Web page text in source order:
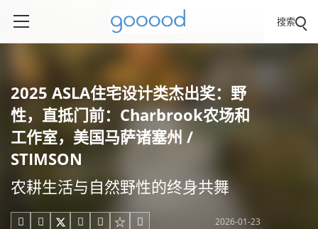
搜索
2025 ASLA住宅设计类杰出奖：野
性，直抵门前：Charbrook农场和
工作室，美国马萨诸塞州 /
STIMSON
农耕生活与自然野性的终身共舞
     2026-01-23